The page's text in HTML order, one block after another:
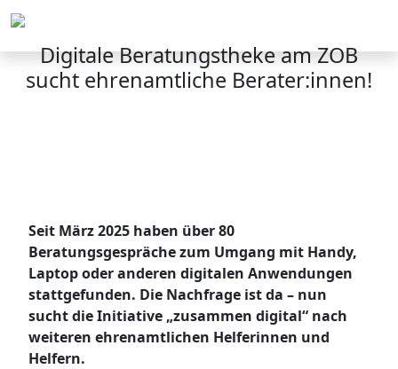
Digitale Beratungstheke am ZOB
sucht ehrenamtliche Berater:innen!
Seit März 2025 haben über 80
Beratungsgespräche zum Umgang mit Handy,
Laptop oder anderen digitalen Anwendungen
stattgefunden. Die Nachfrage ist da – nun
sucht die Initiative „zusammen digital“ nach
weiteren ehrenamtlichen Helferinnen und
Helfern.